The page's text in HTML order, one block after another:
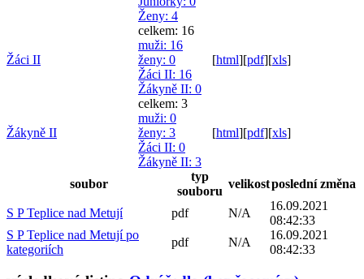
Ženy: 4
Žáci II
celkem: 16
muži: 16
ženy: 0
Žáci II: 16
Žákyně II: 0
[html][pdf][xls]
Žákyně II
celkem: 3
muži: 0
ženy: 3
Žáci II: 0
Žákyně II: 3
[html][pdf][xls]
soubor
typ
souboru
velikostposlední změna
S P Teplice nad Metují pdf N/A
16.09.2021
08:42:33
S P Teplice nad Metují po
kategoriích
pdf N/A
16.09.2021
08:42:33